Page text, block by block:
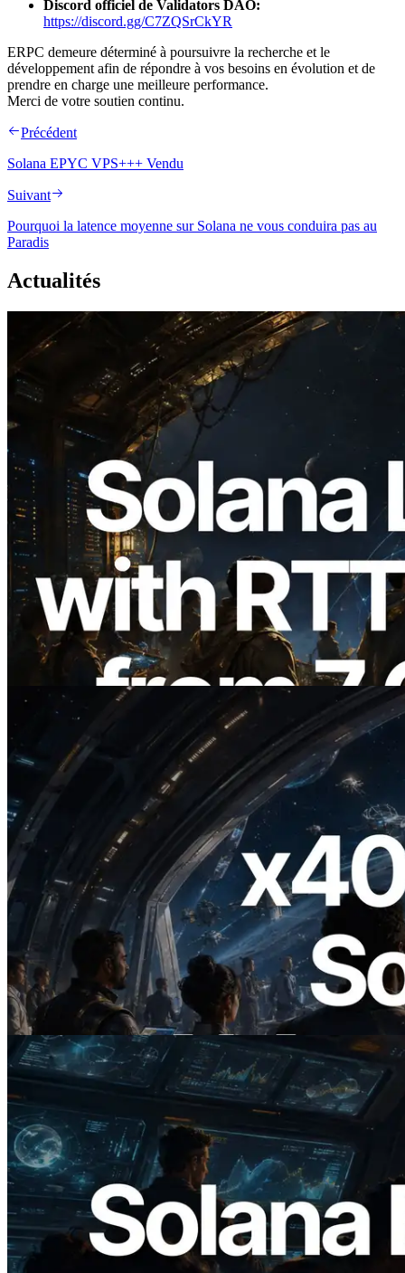
Discord officiel de Validators DAO:
https://discord.gg/C7ZQSrCkYR
ERPC demeure déterminé à poursuivre la recherche et le
développement afin de répondre à vos besoins en évolution et de
prendre en charge une meilleure performance.
Merci de votre soutien continu.
Précédent
Solana EPYC VPS+++ Vendu
Suivant
Pourquoi la latence moyenne sur Solana ne vous conduira pas au
Paradis
Actualités
2026.08.05
ERPC étend l’API Solana Leader Slot
avec la mesure du ping depuis 7 régions
du monde — l’API Validators
Information est également lancée
2026.07.04
ERPC lance un RPC Solana compatible
x402 — L'ère où les agents IA paient à la
demande les API dont ils ont besoin
Lire cet article
2026.05.24